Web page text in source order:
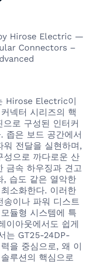
Hirose Electric —
Connectors –
Hirose Electric이
넥터 시리즈의 핵
로 구성된 인터커
좁은 보드 공간에서
워 전달을 실현하며,
성으로 까다로운 산
금속 하우징과 견고
, 습도 같은 열악한
소화한다. 이러한
이나 파워 디스트
듈형 시스템에 특
이아웃에서도 쉽게
는 GT25-24DP-
을 중심으로, 왜 이
루션의 핵심으로